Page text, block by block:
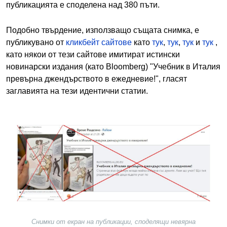
публикацията е споделена над 380 пъти.
Подобно твърдение, използващо същата снимка, е
публикувано от кликбейт сайтове като тук, тук, тук и тук ,
като някои от тези сайтове имитират истински
новинарски издания (като Bloomberg) "Учебник в Италия
превърна джендърството в ежедневие!", гласят
заглавията на тези идентични статии.
Image
Снимки от екран на публикации, споделящи невярна